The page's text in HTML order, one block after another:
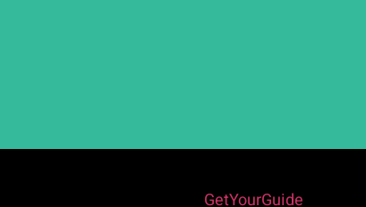
GetYourGuide